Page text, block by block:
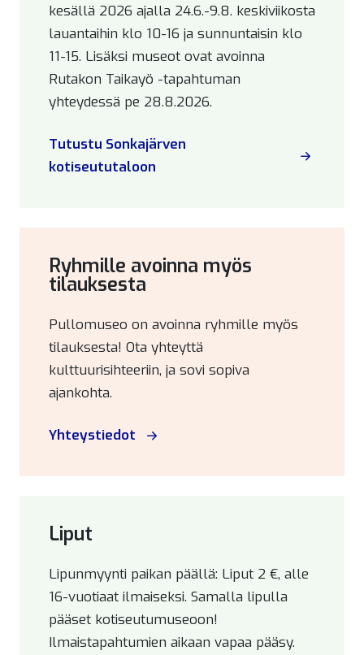
kesällä 2026 ajalla 24.6.-9.8. keskiviikosta
lauantaihin klo 10-16 ja sunnuntaisin klo
11-15. Lisäksi museot ovat avoinna
Rutakon Taikayö -tapahtuman
yhteydessä pe 28.8.2026.
Tutustu Sonkajärven
kotiseututaloon
Ryhmille avoinna myös
tilauksesta
Pullomuseo on avoinna ryhmille myös
tilauksesta! Ota yhteyttä
kulttuurisihteeriin, ja sovi sopiva
ajankohta.
Yhteystiedot
Liput
Lipunmyynti paikan päällä: Liput 2 €, alle
16-vuotiaat ilmaiseksi. Samalla lipulla
pääset kotiseutumuseoon!
Ilmaistapahtumien aikaan vapaa pääsy.